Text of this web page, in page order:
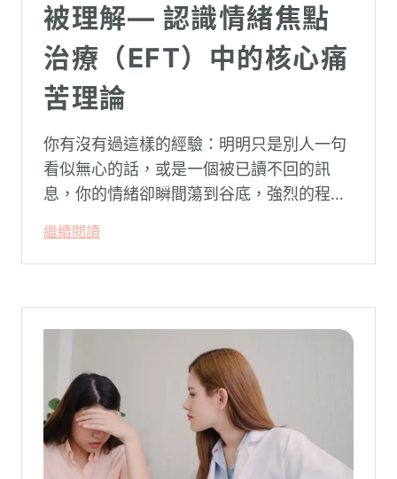
被理解— 認識情緒焦點
治療（EFT）中的核心痛
苦理論
你有沒有過這樣的經驗：明明只是別人一句
看似無心的話，或是一個被已讀不回的訊
息，你的情緒卻瞬間蕩到谷底，強烈的程度
怪：「事情真的有這麼嚴重嗎？」
繼續閱讀